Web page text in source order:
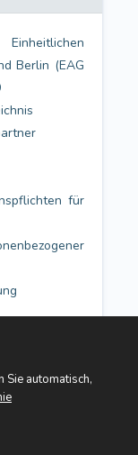
Berlin (EAG
für
Sie automatisch,